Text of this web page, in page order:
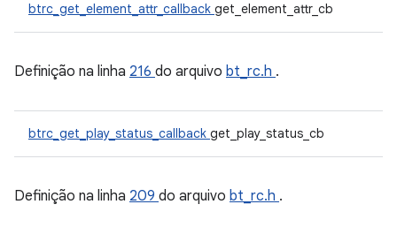
btrc_get_element_attr_callback get_element_attr_cb
Definição na linha 216 do arquivo bt_rc.h .
btrc_get_play_status_callback get_play_status_cb
Definição na linha 209 do arquivo bt_rc.h .